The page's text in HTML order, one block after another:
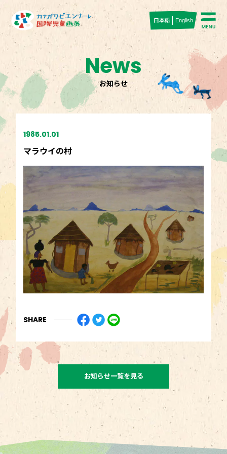
English
日本語
News
お知らせ
1985.01.01
マラウイの村
SHARE
お知らせ一覧を見る